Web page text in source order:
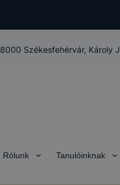
8000 Székesfehérvár, Károly
Rólunk Tanulóinknak